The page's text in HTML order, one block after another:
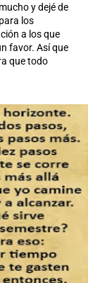
y dejé de
los
a los que
favor. Así que
que todo